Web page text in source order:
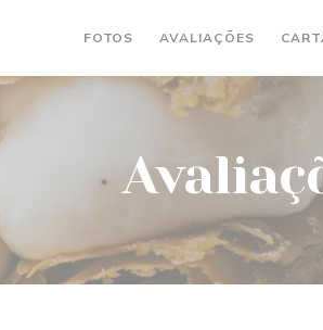
FOTOS AVALIAÇÕES